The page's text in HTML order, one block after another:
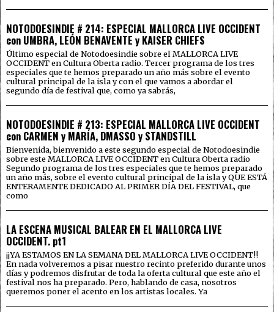
NOTODOESINDIE # 214: ESPECIAL MALLORCA LIVE OCCIDENT
con UMBRA, LEÓN BENAVENTE y KAISER CHIEFS
Último especial de Notodoesindie sobre el MALLORCA LIVE
OCCIDENT en Cultura Oberta radio. Tercer programa de los tres
especiales que te hemos preparado un año más sobre el evento
cultural principal de la isla y con el que vamos a abordar el
segundo día de festival que, como ya sabrás,
NOTODOESINDIE # 213: ESPECIAL MALLORCA LIVE OCCIDENT
con CARMEN y MARÍA, DMASSO y STANDSTILL
Bienvenida, bienvenido a este segundo especial de Notodoesindie
sobre este MALLORCA LIVE OCCIDENT en Cultura Oberta radio
Segundo programa de los tres especiales que te hemos preparado
un año más, sobre el evento cultural principal de la isla y QUE ESTÁ
ENTERAMENTE DEDICADO AL PRIMER DÍA DEL FESTIVAL, que
como
LA ESCENA MUSICAL BALEAR EN EL MALLORCA LIVE
OCCIDENT. pt1
¡¡YA ESTAMOS EN LA SEMANA DEL MALLORCA LIVE OCCIDENT!!
En nada volveremos a pisar nuestro recinto preferido durante unos
días y podremos disfrutar de toda la oferta cultural que este año el
festival nos ha preparado. Pero, hablando de casa, nosotros
queremos poner el acento en los artistas locales. Ya